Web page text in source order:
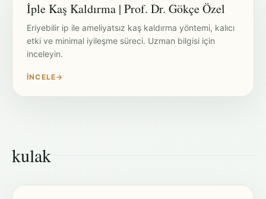
İple Kaş Kaldırma | Prof. Dr. Gökçe Özel
Eriyebilir ip ile ameliyatsız kaş kaldırma yöntemi, kalıcı
etki ve minimal iyileşme süreci. Uzman bilgisi için
inceleyin.
İNCELE→
kulak